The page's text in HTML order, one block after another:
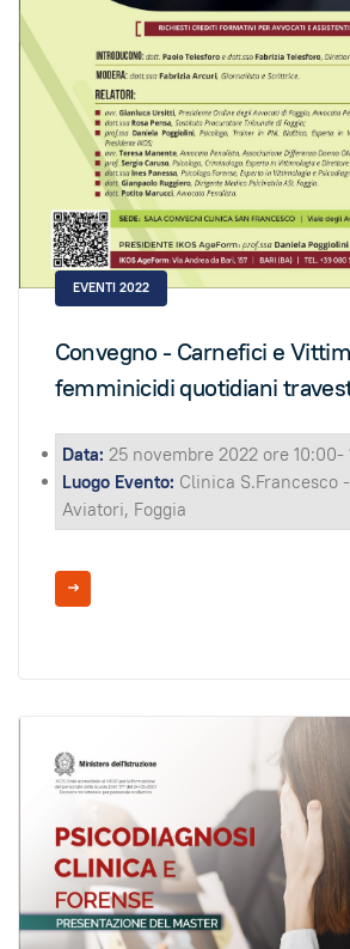
EVENTI 2022
Convegno - Carnefici e
femminicidi quotidiani
Data: 25 novembre 2022 ore 10:00-
Luogo Evento: Clinica S.Francesco
Aviatori, Foggia